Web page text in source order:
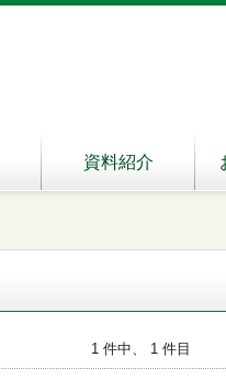
資料紹介
1 件中、 1 件目